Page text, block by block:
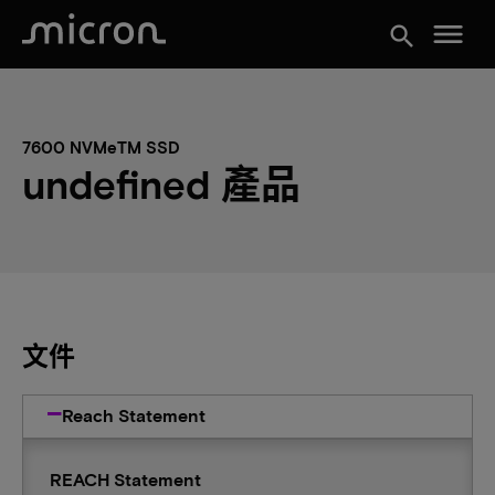
search menu
7600 NVMeTM SSD
undefined 產品
文件
Reach Statement
REACH Statement